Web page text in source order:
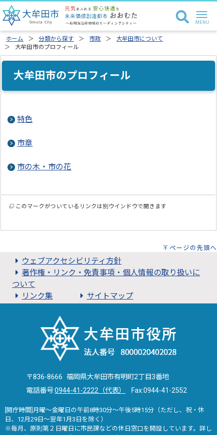
ホーム 分類から探す 市政
大牟田市について
大牟田市のプロフィール
大牟田市のプロフィール
特色
市章
市の木・市の花
このマークがついているリンクは別ウインドウで開きます
ページの先頭へ
ウェブアクセシビリティ方針
著作権・リンク・免責事項・個人情報の取り扱いに
ついて
リンク集
サイトマップ
〒836-8666 福岡県大牟田市有明町2丁目3番地
電話番号:0944-41-2222（代表） Fax:0944-41-2552
[開庁時間]月曜～金曜日の午前8時30分～午後5時15分（ただし、祝・休
日、12月29日～翌年1月3日を除く）
※毎月、原則第２日曜日に市民課などの休日窓口を開設しています。詳し